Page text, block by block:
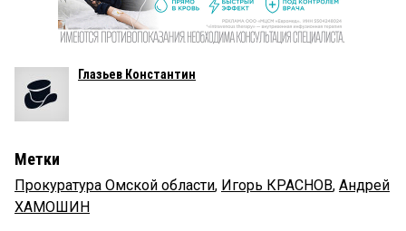
Глазьев Константин
Метки
Прокуратура Омской области, Игорь КРАСНОВ, Андрей
ХАМОШИН